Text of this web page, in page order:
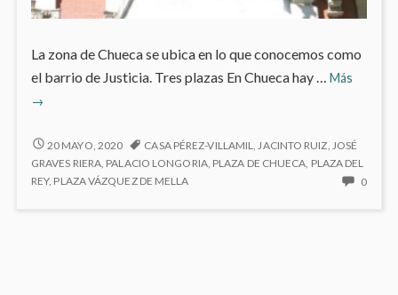
La zona de Chueca se ubica en lo que conocemos como
el barrio de Justicia. Tres plazas En Chueca hay … MásChueca
→
CHUECA
20 MAYO, 2020 CASA PÉREZ-VILLAMIL JACINTO RUIZ JOSÉ
GRAVES RIERA PALACIO LONGORIA, PLAZA DE CHUECA PLAZA DEL
REY, PLAZA VÁZQUEZ DE MELLA 0NO